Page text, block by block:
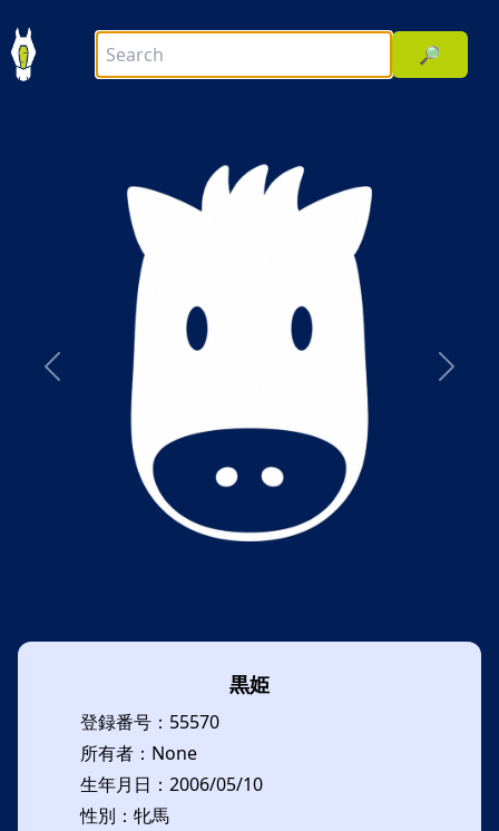
🔎
前へ 次へ
黒姫
登録番号：55570
所有者：None
生年月日：2006/05/10
性別：牝馬